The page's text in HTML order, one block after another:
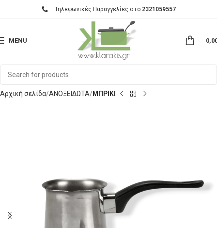
Τηλεφωνικές Παραγγελίες στο 2321059557
MENU
Αρχική σελίδα ΑΝΟΞΕΙΔΩΤΑ ΜΠΡΙΚΙ